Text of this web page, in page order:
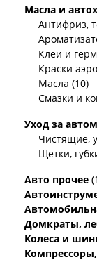
Масла и
Антифриз,
Клеи и
Краски
Масла (10)
Смазки и
Уход за
Чистящие,
Щетки,
Авто прочее
Домкраты,
Колеса и